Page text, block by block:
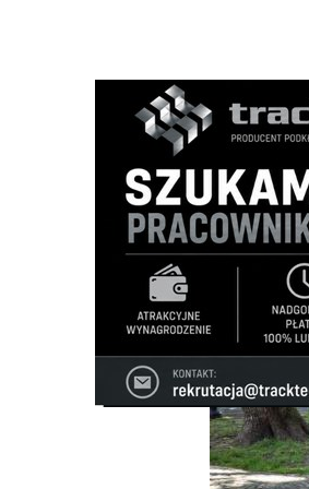
Ścieżka
nawigacyjna
Strona główna Wiadomości
WYWIADY 26/06/2026 / 0
Co wiadomo w